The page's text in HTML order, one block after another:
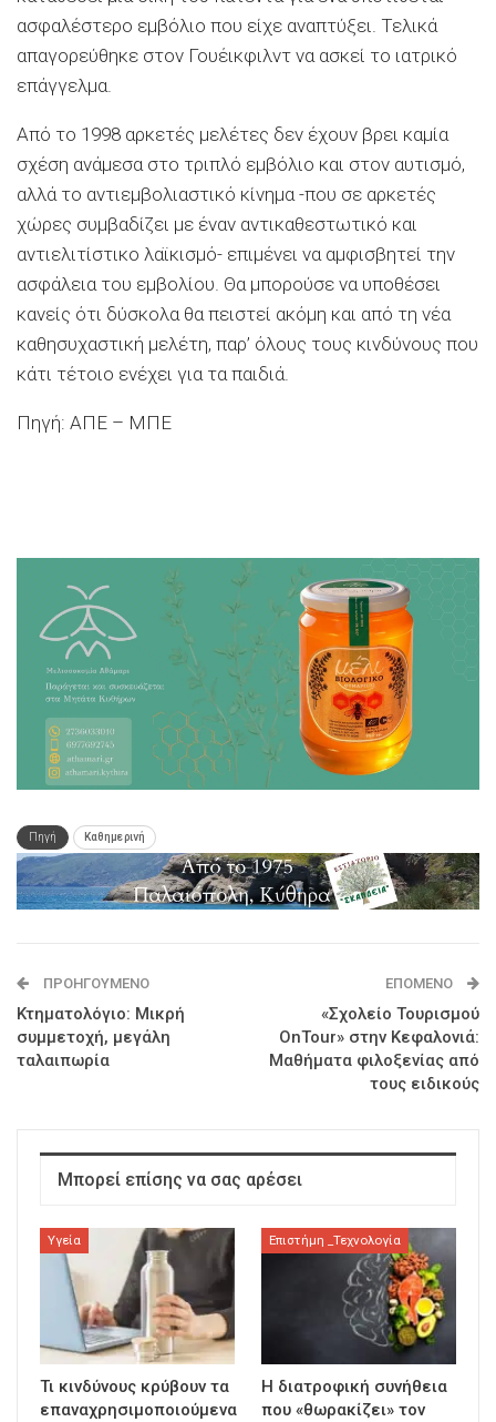
ασφαλέστερο εμβόλιο που είχε αναπτύξει. Τελικά
απαγορεύθηκε στον Γουέικφιλντ να ασκεί το ιατρικό
επάγγελμα.
Από το 1998 αρκετές μελέτες δεν έχουν βρει καμία
σχέση ανάμεσα στο τριπλό εμβόλιο και στον αυτισμό,
αλλά το αντιεμβολιαστικό κίνημα -που σε αρκετές
χώρες συμβαδίζει με έναν αντικαθεστωτικό και
αντιελιτίστικο λαϊκισμό- επιμένει να αμφισβητεί την
ασφάλεια του εμβολίου. Θα μπορούσε να υποθέσει
κανείς ότι δύσκολα θα πειστεί ακόμη και από τη νέα
καθησυχαστική μελέτη, παρ’ όλους τους κινδύνους που
κάτι τέτοιο ενέχει για τα παιδιά.
Πηγή: ΑΠΕ – ΜΠΕ
Πηγή Καθημερινή
ΠΡΟΗΓΟΎΜΕΝΟ
Κτηματολόγιο: Μικρή
συμμετοχή, μεγάλη
ταλαιπωρία
ΕΠΌΜΕΝΟ
«Σχολείο Τουρισμού
OnTour» στην Κεφαλονιά:
Μαθήματα φιλοξενίας από
τους ειδικούς
Μπορεί επίσης να σας αρέσει
Υγεία
Τι κινδύνους κρύβουν τα
επαναχρησιμοποιούμενα
Επιστήμη _Τεχνολογία
Η διατροφική συνήθεια
που «θωρακίζει» τον